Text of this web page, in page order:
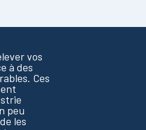
vos
à des
Ces
peu
les